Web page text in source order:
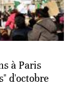
à Paris
d'octobre